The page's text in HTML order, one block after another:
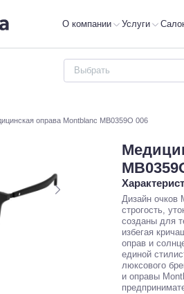
О компании Услуги
оправа Montblanc MB0359O 006
Дизайн очков
строгость,
созданы для
избегая
оправ и
единой
люксового
и оправы